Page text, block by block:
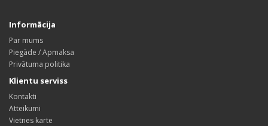
Informācija
Par mums
Piegāde / Apmaksa
Privātuma politika
Klientu serviss
Kontakti
Atteikumi
Vietnes karte